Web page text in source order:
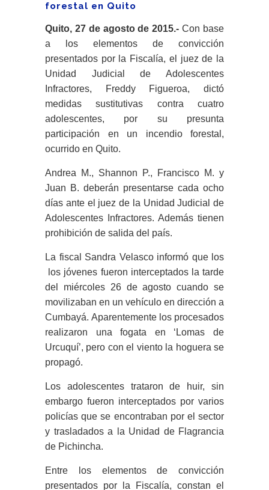
forestal en Quito
Quito, 27 de agosto de 2015.- Con base
a los elementos de convicción
presentados por la Fiscalía, el juez de la
Unidad Judicial de Adolescentes
Infractores, Freddy Figueroa, dictó
medidas sustitutivas contra cuatro
adolescentes, por su presunta
participación en un incendio forestal,
ocurrido en Quito.
Andrea M., Shannon P., Francisco M. y
Juan B. deberán presentarse cada ocho
días ante el juez de la Unidad Judicial de
Adolescentes Infractores. Además tienen
prohibición de salida del país.
La fiscal Sandra Velasco informó que los
los jóvenes fueron interceptados la tarde
del miércoles 26 de agosto cuando se
movilizaban en un vehículo en dirección a
Cumbayá. Aparentemente los procesados
realizaron una fogata en ‘Lomas de
Urcuquí’, pero con el viento la hoguera se
propagó.
Los adolescentes trataron de huir, sin
embargo fueron interceptados por varios
policías que se encontraban por el sector
y trasladados a la Unidad de Flagrancia
de Pichincha.
Entre los elementos de convicción
presentados por la Fiscalía, constan el